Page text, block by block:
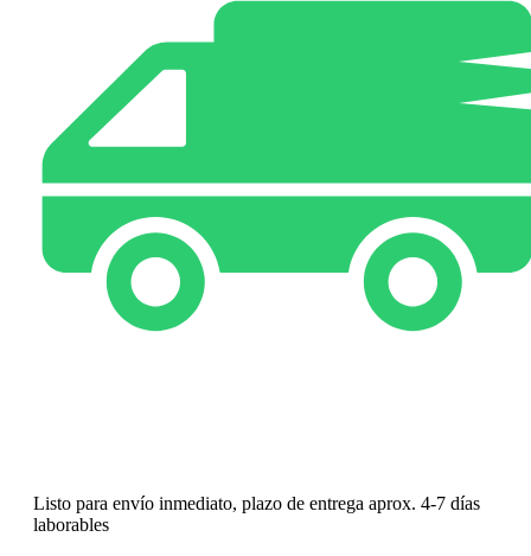
Listo para envío inmediato, plazo de entrega aprox. 4-7 días
laborables